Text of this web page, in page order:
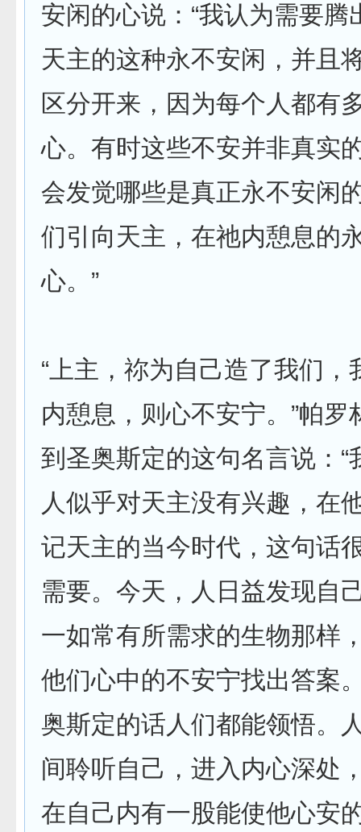
安闲的心说：“我认为需要腾
天主的这种永不安闲，并且
区分开来，因为每个人都有
心。有时这些不安并非真实
会发觉哪些是真正永不安闲
们引向天主，在祂内憩息的
心。”
“上主，祢为自己造了我们，
内憩息，则心不安宁。”帕罗
到圣奥斯定的这句名言说：“
人似乎对天主没有兴趣，在
记天主的当今时代，这句话
需要。今天，人日益发现自
一如常有所需求的生物那样
他们心中的不安宁找出答案
奥斯定的话人们都能领悟。
间聆听自己，进入内心深处
在自己内有一股能使他心安